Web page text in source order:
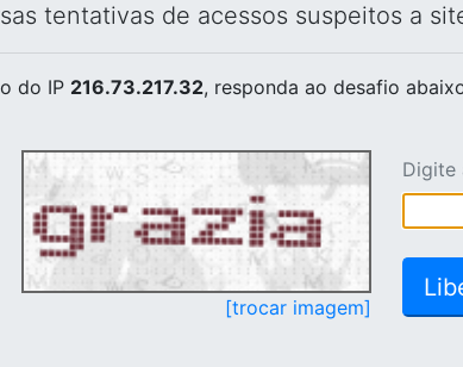
tentativas de acessos suspeitos a
do IP 216.73.217.32, responda ao desafio
[trocar imagem]
Digite